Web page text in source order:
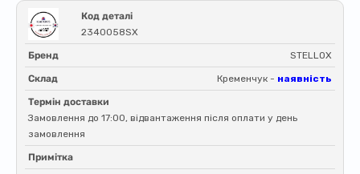
Код деталі
2340058SX
Бренд STELLOX
Склад Кременчук - наявність
Термін доставки
Замовлення до 17:00, відвантаження після оплати у день
замовлення
Примітка